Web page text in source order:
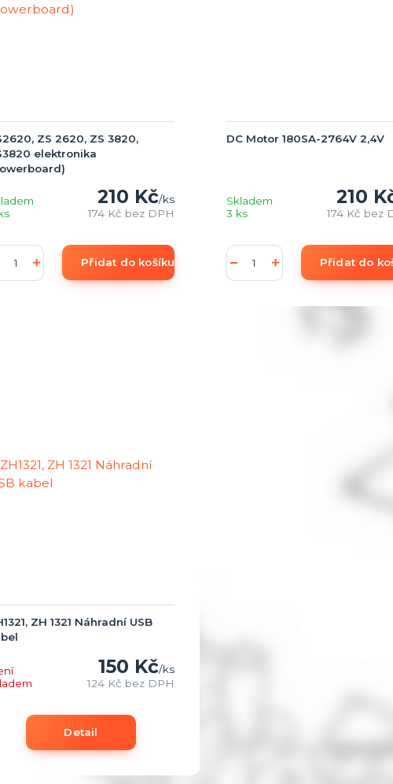
ZS 2620, ZS 3820,
elektronika
210 Kč/ks
174 Kč bez DPH
Přidat do košíku (add to Basket)
DC Motor 180SA-2764V 2,4V
210
174 Kč bez
Skladem
3 ks
Přidat do
ZH 1321 Náhradní USB
150 Kč/ks
124 Kč bez DPH
Detail